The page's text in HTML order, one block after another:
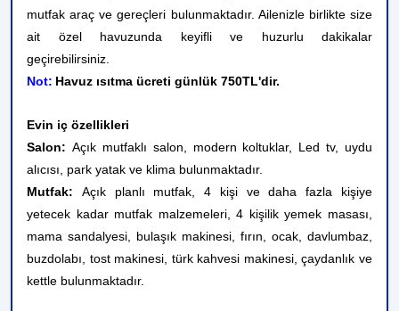
mutfak araç ve gereçleri bulunmaktadır. Ailenizle birlikte size
ait özel havuzunda keyifli ve huzurlu dakikalar
geçirebilirsiniz.
Not: Havuz ısıtma ücreti günlük 750TL'dir.
Evin iç özellikleri
Salon: Açık mutfaklı salon, modern koltuklar, Led tv, uydu
alıcısı, park yatak ve klima bulunmaktadır.
Mutfak: Açık planlı mutfak, 4 kişi ve daha fazla kişiye
yetecek kadar mutfak malzemeleri, 4 kişilik yemek masası,
mama sandalyesi, bulaşık makinesi, fırın, ocak, davlumbaz,
buzdolabı, tost makinesi, türk kahvesi makinesi, çaydanlık ve
kettle bulunmaktadır.